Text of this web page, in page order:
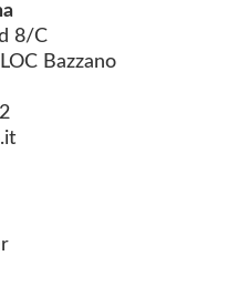
8/C
Bazzano